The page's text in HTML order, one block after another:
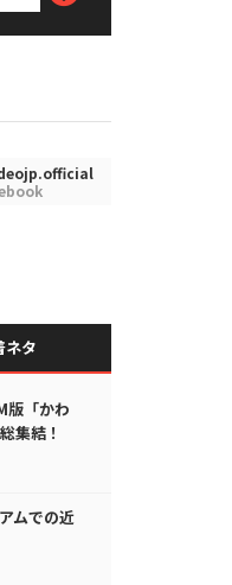
ネタ
「かわ
集結！
ムでの近